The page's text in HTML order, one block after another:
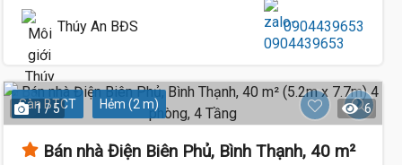
Thúy An BĐS 0904439653
Sàn BTCT Hẻm (2 m)
1 / 5 6
Bán nhà Điện Biên Phủ, Bình Thạnh, 40 m²